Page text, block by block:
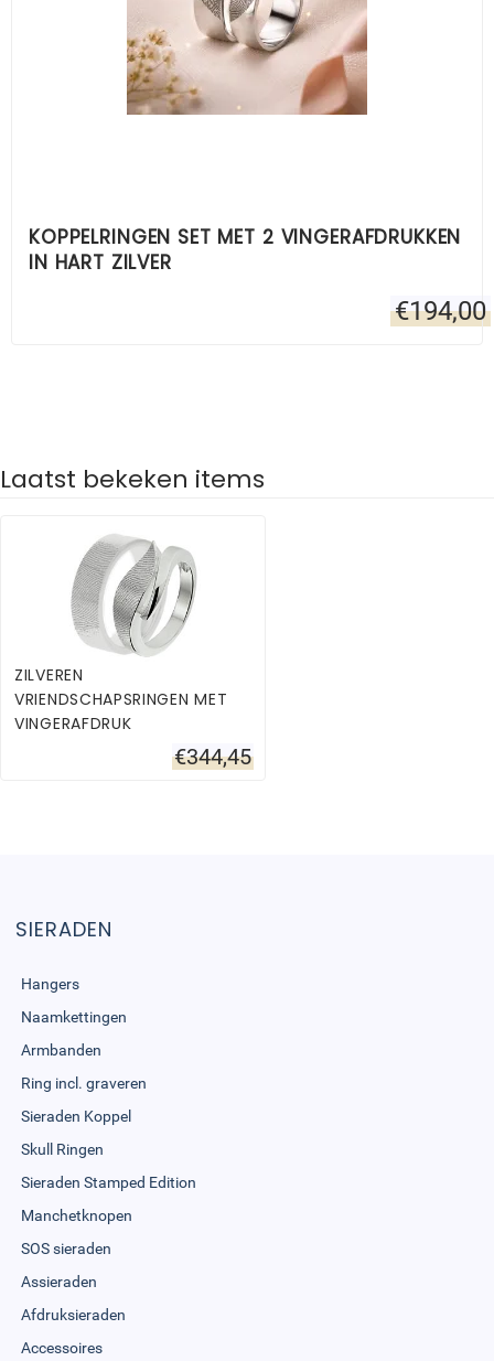
KOPPELRINGEN SET MET 2 VINGERAFDRUKKEN
IN HART ZILVER
€194,00
Laatst bekeken items
ZILVEREN
VRIENDSCHAPSRINGEN MET
VINGERAFDRUK
€344,45
SIERADEN
Hangers
Naamkettingen
Armbanden
Ring incl. graveren
Sieraden Koppel
Skull Ringen
Sieraden Stamped Edition
Manchetknopen
SOS sieraden
Assieraden
Afdruksieraden
Accessoires